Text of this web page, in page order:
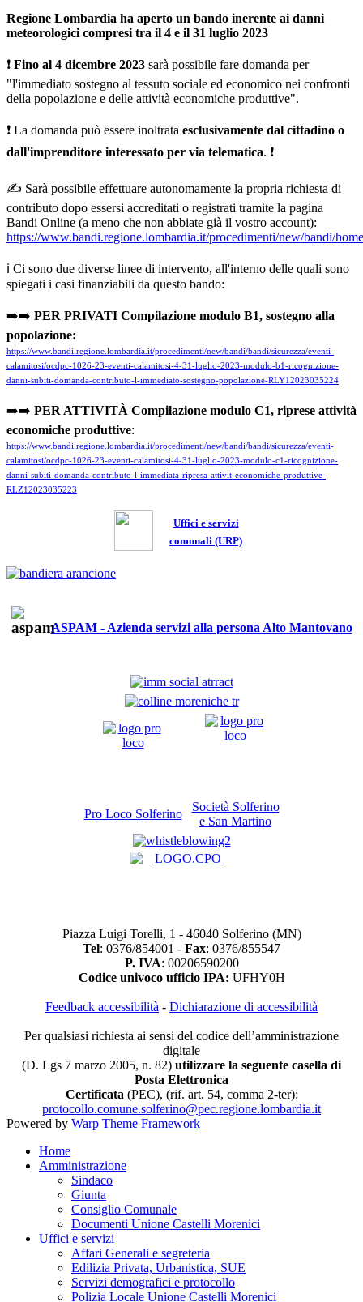
Regione Lombardia ha aperto un bando inerente ai danni
meteorologici compresi tra il 4 e il 31 luglio 2023
❗ Fino al 4 dicembre 2023 sarà possibile fare domanda per
"l'immediato sostegno al tessuto sociale ed economico nei confronti
della popolazione e delle attività economiche produttive".
❗ La domanda può essere inoltrata esclusivamente dal cittadino o
dall'imprenditore interessato per via telematica. ❗
✍️ Sarà possibile effettuare autonomamente la propria richiesta di
contributo dopo essersi accreditati o registrati tramite la pagina
Bandi Online (a meno che non abbiate già il vostro account):
https://www.bandi.regione.lombardia.it/procedimenti/new/bandi/home
ℹ️ Ci sono due diverse linee di intervento, all'interno delle quali sono
spiegati i casi finanziabili da questo bando:
➡️➡️ PER PRIVATI Compilazione modulo B1, sostegno alla
popolazione:
https://www.bandi.regione.lombardia.it/procedimenti/new/bandi/bandi/sicurezza/eventi-
calamitosi/ocdpc-1026-23-eventi-calamitosi-4-31-luglio-2023-modulo-b1-ricognizione-
danni-subiti-domanda-contributo-l-immediato-sostegno-popolazione-RLY12023035224
➡️➡️ PER ATTIVITÀ Compilazione modulo C1, riprese attività
economiche produttive:
https://www.bandi.regione.lombardia.it/procedimenti/new/bandi/bandi/sicurezza/eventi-
calamitosi/ocdpc-1026-23-eventi-calamitosi-4-31-luglio-2023-modulo-c1-ricognizione-
danni-subiti-domanda-contributo-l-immediata-ripresa-attivit-economiche-produttive-
RLZ12023035223
Uffici e servizi
comunali (URP)
ASPAM - Azienda servizi alla persona Alto Mantovano
Pro Loco Solferino
Società Solferino
e San Martino
Piazza Luigi Torelli, 1 - 46040 Solferino (MN)
Tel: 0376/854001 - Fax: 0376/855547
P. IVA: 00206590200
Codice univoco ufficio IPA: UFHY0H
Feedback accessibilità - Dichiarazione di accessibilità
Per qualsiasi richiesta ai sensi del codice dell’amministrazione
digitale
(D. Lgs 7 marzo 2005, n. 82) utilizzare la seguente casella di
Posta Elettronica
Certificata (PEC), (rif. art. 54, comma 2-ter):
protocollo.comune.solferino@pec.regione.lombardia.it
Powered by Warp Theme Framework
Home
Amministrazione
Sindaco
Giunta
Consiglio Comunale
Documenti Unione Castelli Morenici
Uffici e servizi
Affari Generali e segreteria
Edilizia Privata, Urbanistica, SUE
Servizi demografici e protocollo
Polizia Locale Unione Castelli Morenici